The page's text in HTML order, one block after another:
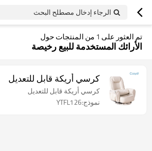
الرجاء إدخال مصطلح البحث
تم العثور على 1 من المنتجات حول
الأرائك المستخدمة للبيع رخيصة
كرسي أريكة قابل للتعديل
كرسي أريكة قابل للتعديل
نموذج:YTFL126